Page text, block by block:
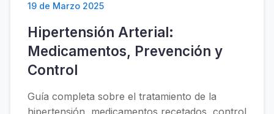
19 de Marzo 2025
Hipertensión Arterial:
Medicamentos, Prevención y
Control
Guía completa sobre el tratamiento de la